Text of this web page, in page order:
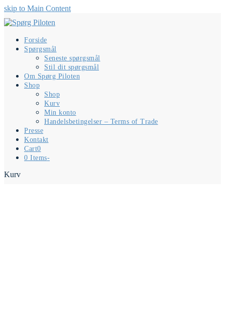
skip to Main Content
Forside
Spørgsmål
Seneste spørgsmål
Stil dit spørgsmål
Om Spørg Piloten
Shop
Shop
Kurv
Min konto
Handelsbetingelser – Terms of Trade
Presse
Kontakt
Cart0
0 Items-
Kurv